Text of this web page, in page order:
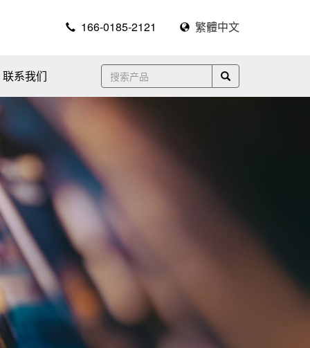
166-0185-2121 繁體中文
联系我们